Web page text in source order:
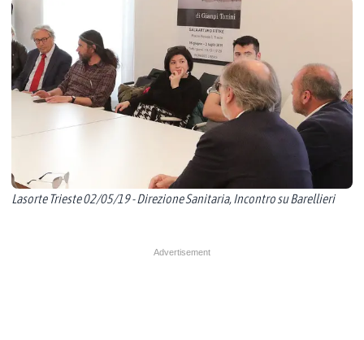
Lasorte Trieste 02/05/19 - Direzione Sanitaria, Incontro su Barellieri